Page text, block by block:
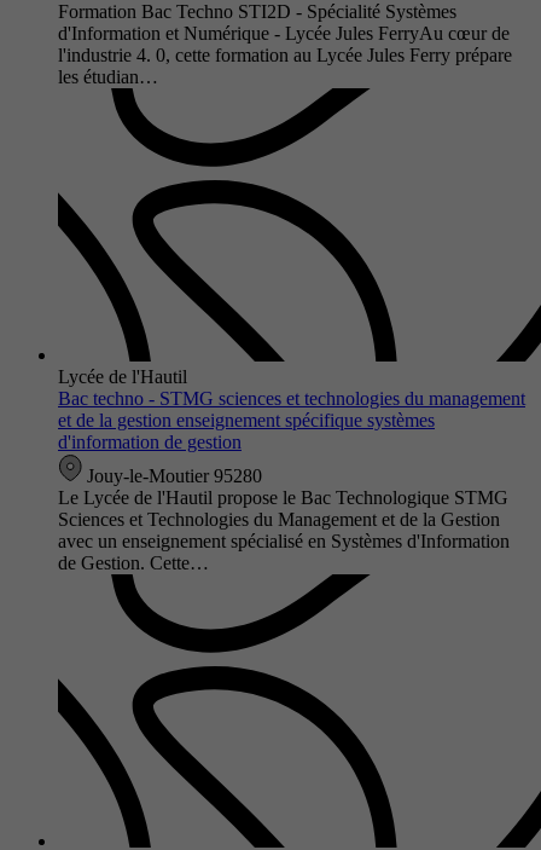
Formation Bac Techno STI2D - Spécialité Systèmes
d'Information et Numérique - Lycée Jules FerryAu cœur de
l'industrie 4. 0, cette formation au Lycée Jules Ferry prépare
les étudian…
Lycée de l'Hautil
Bac techno - STMG sciences et technologies du management
et de la gestion enseignement spécifique systèmes
d'information de gestion
Jouy-le-Moutier 95280
Le Lycée de l'Hautil propose le Bac Technologique STMG
Sciences et Technologies du Management et de la Gestion
avec un enseignement spécialisé en Systèmes d'Information
de Gestion. Cette…